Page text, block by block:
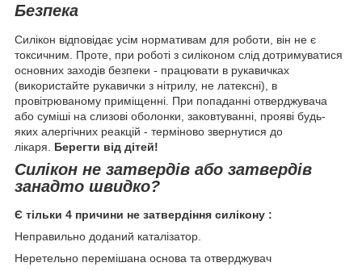
Безпека
Силікон відповідає усім нормативам для роботи, він не є
токсичним. Проте, при роботі з силіконом слід дотримуватися
основних заходів безпеки - працювати в рукавичках
(використайте рукавички з нітрилу, не латексні), в
провітрюваному приміщенні. При попаданні отверджувача
або суміші на слизові оболонки, заковтуванні, прояві будь-
яких алергічних реакцій - терміново звернутися до
лікаря. Берегти від дітей!
Силікон не затвердів або затвердів
занадто швидко?
Є тільки 4 причини не затвердіння силікону :
Неправильно доданий каталізатор.
Неретельно перемішана основа та отверджувач